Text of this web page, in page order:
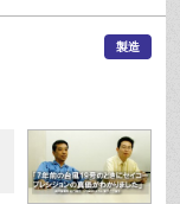
製造